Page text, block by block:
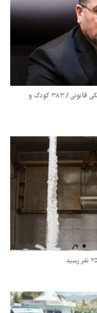
شناسایی ۳۳۷۵ شهید جنگ رمضان توسط پزشکی قانونی / ۳۸۳ کودک و